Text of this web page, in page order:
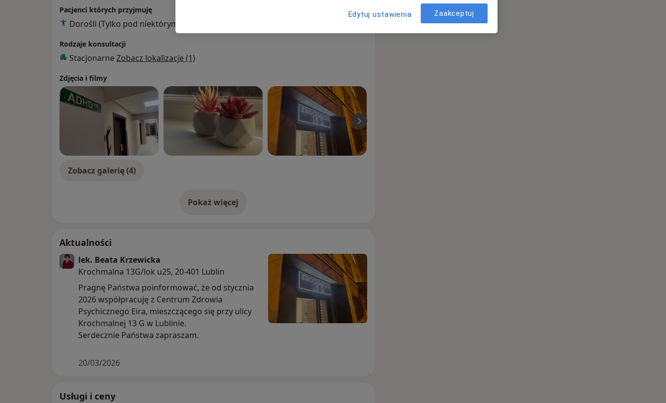
Pacjenci których przyjmuję
Dorośli (Tylko pod niektórymi adresami)
Rodzaje konsultacji
Stacjonarne Zobacz lokalizacje (1)
Zdjęcia i filmy
Zobacz galerię (4)
Pokaż więcejo doświadczeniu
Aktualności
lek. Beata Krzewicka
Krochmalna 13G/lok u25, 20-401 Lublin
Pragnę Państwa poinformować, że od stycznia
2026 współpracuję z Centrum Zdrowia
Psychicznego Eira, mieszczącego się przy ulicy
Krochmalnej 13 G w Lublinie.
Serdecznie Państwa zapraszam.
20/03/2026
Usługi i ceny
Edytuj ustawienia Zaakceptuj